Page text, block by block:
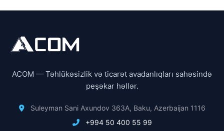
ACOM — Təhlükəsizlik və ticarət avadanlıqları sahəsində
peşəkar həllər.
Suleyman Sani Axundov 363A, Baku, Azerbaijan 1116
+994 50 400 55 99